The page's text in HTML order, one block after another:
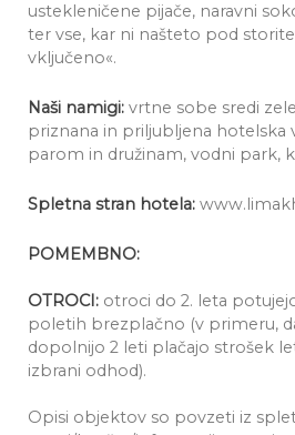
ustekleničene pijače, naravni
ter vse, kar ni našteto pod
vključeno«.
Naši namigi: vrtne sobe sredi
priznana in priljubljena
parom in družinam, vodni park,
Spletna stran hotela:
POMEMBNO:
OTROCI: otroci do 2. leta
poletih brezplačno (v primeru,
dopolnijo 2 leti plačajo strošek
izbrani odhod).
Opisi objektov so povzeti iz